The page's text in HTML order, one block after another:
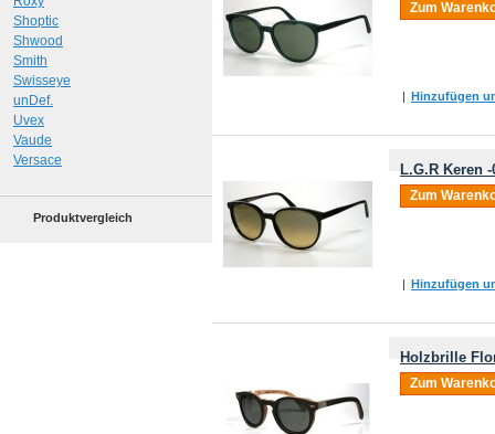
Zum
| Hinzufügen
L.G.R Keren -
Zum
| Hinzufügen
Holzbrille
Zum
Shoptic
Shwood
Smith
Swisseye
unDef.
Uvex
Vaude
Versace
Produktvergleich